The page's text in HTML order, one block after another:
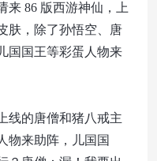
来 86 版西游神仙，上
肤，除了孙悟空、唐
国国王等彩蛋人物来
线的唐僧和猪八戒主
物来助阵，儿国国